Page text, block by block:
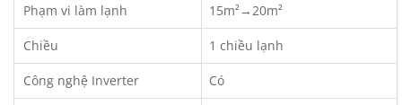
Phạm vi làm lạnh 15m²→20m²
Chiều 1 chiều lạnh
Công nghệ Inverter Có